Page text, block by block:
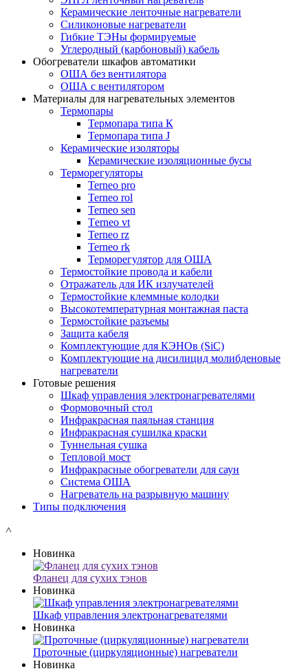
Керамические ленточные нагреватели
Силиконовые нагреватели
Гибкие ТЭНы формируемые
Углеродный (карбоновый) кабель
Обогреватели шкафов автоматики
ОША без вентилятора
ОША с вентилятором
Материалы для нагревательных элементов
Термопары
Термопара типа К
Термопара типа J
Керамические изоляторы
Керамические изоляционные бусы
Терморегуляторы
Terneo pro
Terneo rol
Terneo sen
Тerneo vt
Terneo rz
Terneo rk
Терморегулятор для ОША
Термостойкие провода и кабели
Отражатель для ИК излучателей
Термостойкие клеммные колодки
Высокотемпературная монтажная паста
Термостойкие разъемы
Защита кабеля
Комплектующие для КЭНОв (SiC)
Комплектующие на дисилицид молибденовые
нагреватели
Готовые решения
Шкаф управления электронагревателями
Формовочный стол
Инфракрасная паяльная станция
Инфракрасная сушилка краски
Туннельная сушка
Тепловой мост
Инфракрасные обогреватели для саун
Система ОША
Нагреватель на разрывную машину
Типы подключения
˄
Новинка
Фланец для сухих тэнов
Новинка
Шкаф управления электронагревателями
Новинка
Проточные (циркуляционные) нагреватели
Новинка